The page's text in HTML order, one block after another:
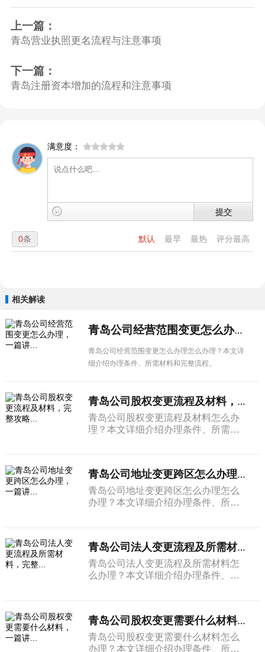
上一篇：
青岛营业执照更名流程与注意事项
下一篇：
青岛注册资本增加的流程和注意事项
满意度：
提交
默认 最早 最热 评分最高
0条
相关解读
青岛公司经营范围变更怎么办理，一篇讲...
青岛公司经营范围变更怎么办理怎么办理？本文详
细介绍办理条件、所需材料和完整流程。
青岛公司股权变更流程及材料，完整攻略...
青岛公司股权变更流程及材料怎么办
理？本文详细介绍办理条件、所需材
青岛公司地址变更跨区怎么办理，一篇讲...
青岛公司地址变更跨区怎么办理怎么
办理？本文详细介绍办理条件、所需
青岛公司法人变更流程及所需材料，完整...
青岛公司法人变更流程及所需材料怎
么办理？本文详细介绍办理条件、所
青岛公司股权变更需要什么材料，一篇讲...
青岛公司股权变更需要什么材料怎么
办理？本文详细介绍办理条件、所需